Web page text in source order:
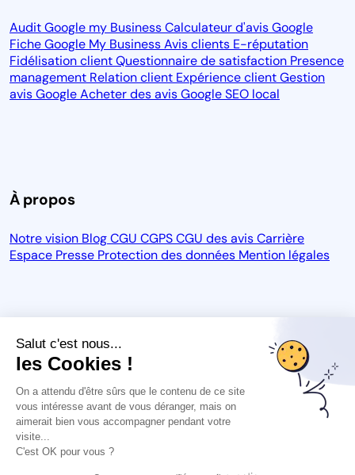
Salut c'est nous...
les Cookies !
On a attendu d'être sûrs que le contenu de ce site
vous intéresse avant de vous déranger, mais on
aimerait bien vous accompagner pendant votre
visite...
C'est OK pour vous ?
Audit Google my BusinessCalculateur d'avis Google
Fiche Google My BusinessAvis clients E-réputation
Fidélisation clientQuestionnaire de satisfaction Presence
management Relation client Expérience clientGestion
avis GoogleAcheter des avis GoogleSEO local
À propos
Notre vision BlogCGU CGPSCGU des avisCarrière
Espace Presse Protection des données Mention légales